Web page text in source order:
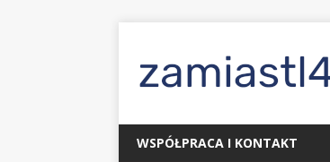
WSPÓŁPRACA I KONTAKT